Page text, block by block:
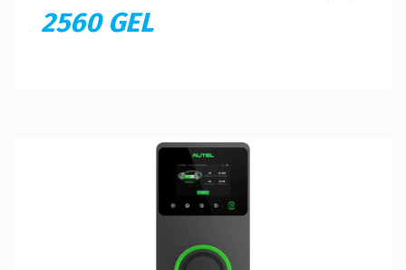
2560 GEL